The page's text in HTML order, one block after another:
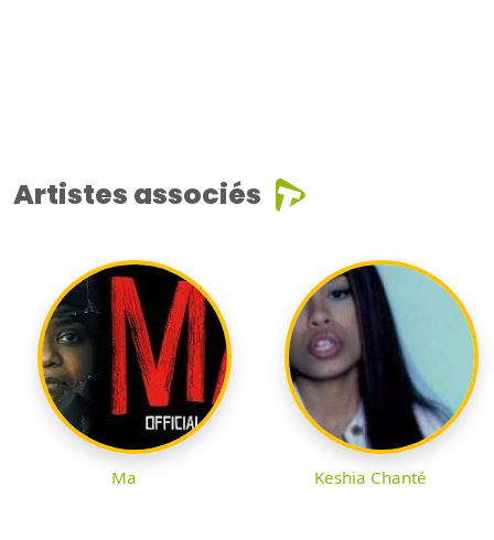
Artistes associés
Ma Keshia Chanté